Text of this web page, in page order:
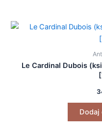
Le Cardinal Dubois
Dodaj